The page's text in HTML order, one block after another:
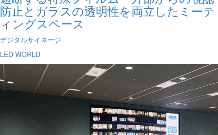
防止とガラスの透明性を両立したミーテ
ィングスペース
デジタルサイネージ
LED WORLD